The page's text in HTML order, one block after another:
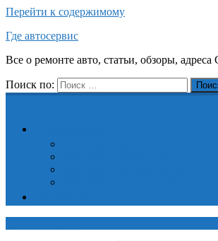
Перейти к содержимому
Где автосервис
Все о ремонте авто, статьи, обзоры,
Поиск по: